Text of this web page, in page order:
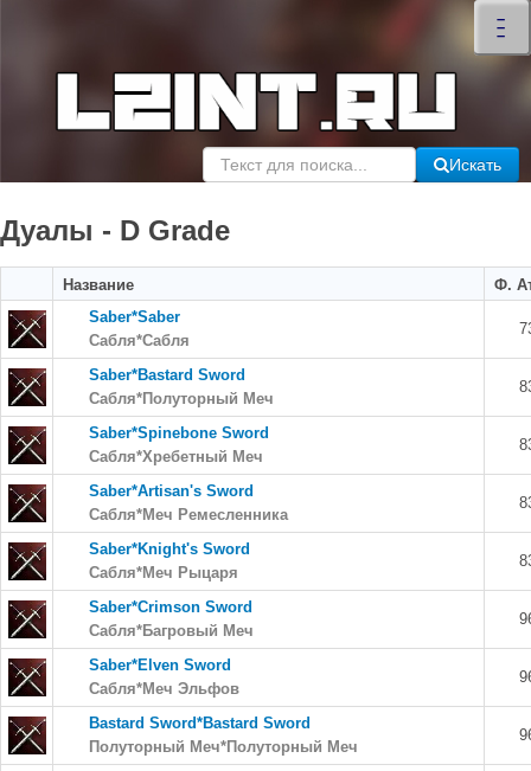
–
–
–
×
Искать
Дуалы - D Grade
Название
Ф.
Saber*Saber
Сабля*Сабля
Saber*Bastard Sword
Сабля*Полуторный Меч
Saber*Spinebone Sword
Сабля*Хребетный Меч
Saber*Artisan's Sword
Сабля*Меч Ремесленника
Saber*Knight's Sword
Сабля*Меч Рыцаря
Saber*Crimson Sword
Сабля*Багровый Меч
Saber*Elven Sword
Сабля*Меч Эльфов
Bastard Sword*Bastard Sword
Полуторный Меч*Полуторный Меч